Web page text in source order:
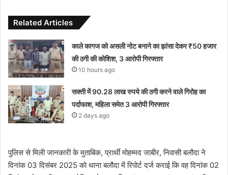
Related Articles
काले कागज को असली नोट बनाने का झांसा देकर ₹50 हजार
की ठगी की कोशिश, 3 आरोपी गिरफ्तार
10 hours ago
सक्ती में 90.28 लाख रुपये की ठगी करने वाले गिरोह का
पर्दाफाश, महिला समेत 3 आरोपी गिरफ्तार
2 days ago
पुलिस से मिली जानकारी के मुताबिक, प्रार्थी मोहम्मद जाबीर, निवासी बलौदा ने
दिनांक 03 दिसंबर 2025 को थाना बलौदा में रिपोर्ट दर्ज कराई कि वह दिनांक 02